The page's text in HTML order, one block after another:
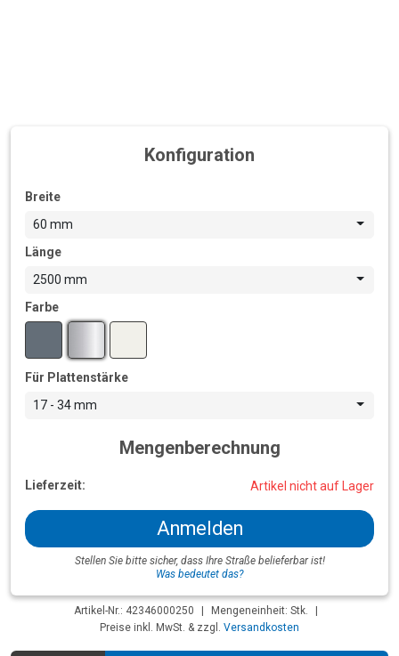
Konfiguration
Breite
60 mm
Länge
2500 mm
Farbe
Für Plattenstärke
17 - 34 mm
Mengenberechnung
Lieferzeit: Artikel nicht auf Lager
Anmelden
Stellen Sie bitte sicher, dass Ihre Straße belieferbar ist!
Was bedeutet das?
Artikel-Nr.: 42346000250 | Mengeneinheit: Stk.
|
Preise inkl. MwSt. & zzgl. Versandkosten